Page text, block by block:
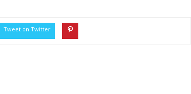
Tweet on Twitter